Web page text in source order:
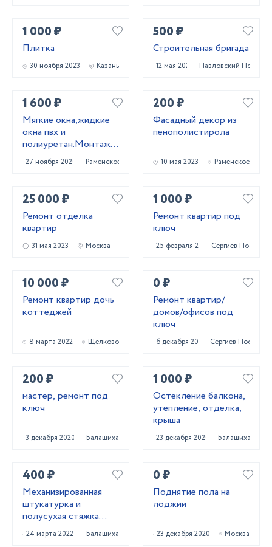
1 000 ₽
Плитка
30 ноября 2023 Казань
500 ₽
Строительная бригада
12 мая 2022 Павловский Посад
1 600 ₽
Мягкие окна,жидкие
окна пвх и
полиуретан.Монтаж
мягких окон
27 ноября 2020 Раменское
200 ₽
Фасадный декор из
пенополистирола
10 мая 2023 Раменское
25 000 ₽
Ремонт отделка
квартир
31 мая 2023 Москва
1 000 ₽
Ремонт квартир под
ключ
25 февраля 2022 Сергиев Посад
10 000 ₽
Ремонт квартир дочь
коттеджей
8 марта 2022 Щелково
0 ₽
Ремонт квартир/
домов/офисов под
ключ
6 декабря 2020 Сергиев Посад
200 ₽
мастер, ремонт под
ключ
3 декабря 2020 Балашиха
1 000 ₽
Остекление балкона,
утепление, отделка,
крыша
23 декабря 2020 Балашиха
400 ₽
Механизированная
штукатурка и
полусухая стяжка
пола
24 марта 2022 Балашиха
0 ₽
Поднятие пола на
лоджии
23 декабря 2020 Москва